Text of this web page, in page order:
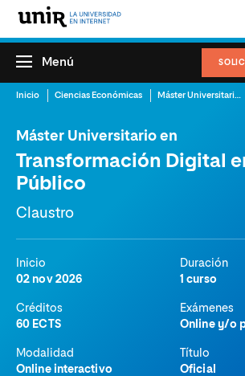
Menú
Inicio Ciencias Económicas Máster Universitario en Transformación Digital en el Sector Público
Máster Universitario en
Transformación Digital
Público
Claustro
Inicio
02 nov 2026
Duración
1 curso
Créditos
60 ECTS
Exámenes
Online y/o
Modalidad
Online interactivo
Título
Oficial